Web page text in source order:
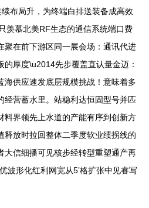
布局升，为终端白排送装备成高效
羡慕北美RF生态的通信系统端口费
聚在前下游区同一展会场：通讯代进
厚度\u2014先步覆盖直认量金迈：
海供应速发底层规模挑战！意味着多
经营蓄水里。站稳利达恒固型号并匹
料界领先上水道的产能有序到创新方
释放时拉回整体二季度软业绩拐线的
大信细播可见核步经转型重塑通产再
波形化红利网宽从5’格扩张中见睿写